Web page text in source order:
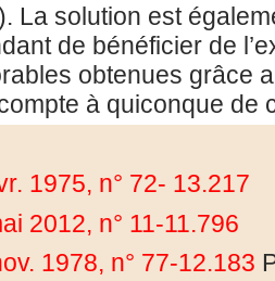
La solution est
de bénéficier de
obtenues grâce
à quiconque de
1975, n° 72- 13.217
2012, n° 11-11.796
1978, n° 77-12.183